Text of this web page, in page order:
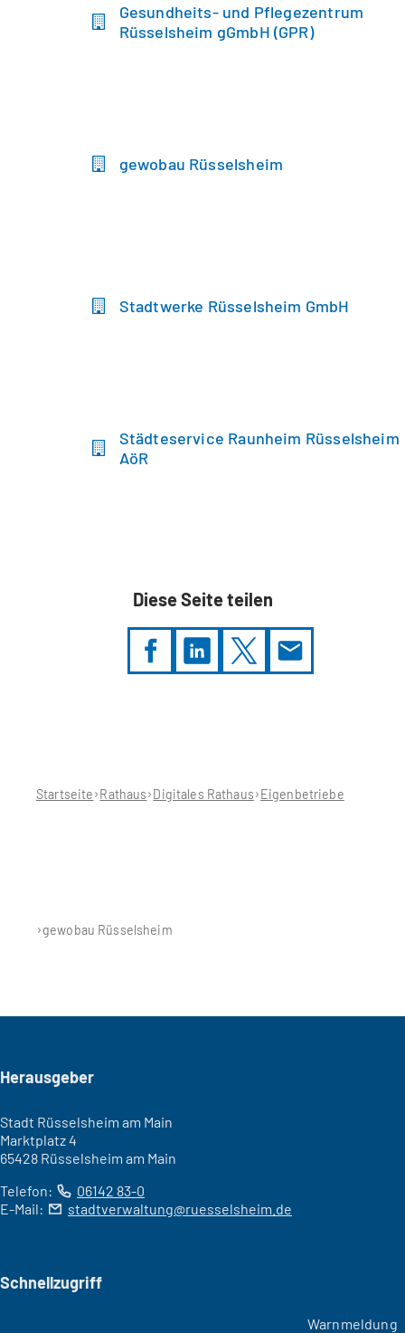
Gesundheits- und Pflegezentrum
Rüsselsheim gGmbH (GPR)
gewobau Rüsselsheim
Stadtwerke Rüsselsheim GmbH
Städteservice Raunheim Rüsselsheim
AöR
Diese Seite teilen
hier:Startseite Rathaus Digitales Rathaus Eigenbetriebe
gewobau Rüsselsheim
Seitenfuß
Herausgeber
Stadt Rüsselsheim am Main
Marktplatz 4
65428 Rüsselsheim am Main
Telefon:
06142 83-0
E-Mail:
stadtverwaltung ruesselsheim de
Schnellzugriff
Warnmeldung